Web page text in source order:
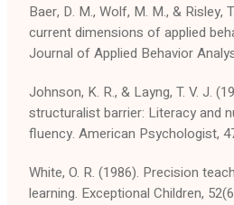
Baer, D. M., Wolf, M. M., & Risley,
current dimensions of applied
Journal of Applied Behavior
Johnson, K. R., & Layng, T. V. J.
structuralist barrier: Literacy and
fluency. American Psychologist,
White, O. R. (1986). Precision
learning. Exceptional Children, 52